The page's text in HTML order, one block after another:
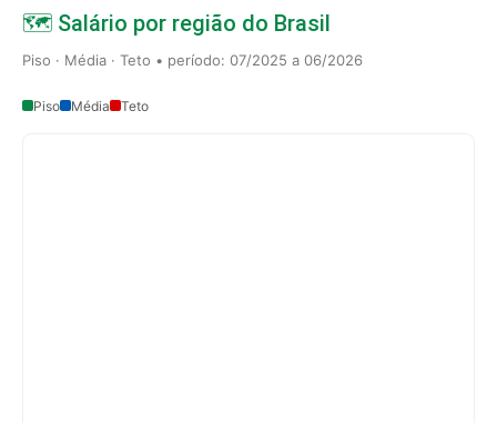
🗺️ Salário por região do Brasil
Piso · Média · Teto • período: 07/2025 a 06/2026
Piso Média Teto